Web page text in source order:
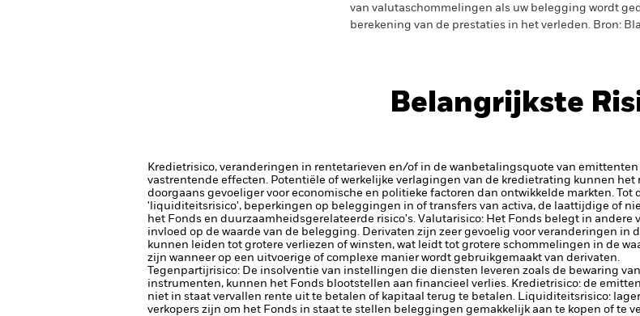
van valutaschommelingen als uw belegging wordt
berekening van de prestaties in het verleden. Bron:
Belangrijkste
Kredietrisico, veranderingen in rentetarieven en/of in de wanbetalingsquote van
vastrentende effecten. Potentiële of werkelijke verlagingen van de kredietrating kunnen het
doorgaans gevoeliger voor economische en politieke factoren dan ontwikkelde markten.
'liquiditeitsrisico', beperkingen op beleggingen in of transfers van activa, de laattijdige of
het Fonds en duurzaamheidsgerelateerde risico's. Valutarisico: Het Fonds belegt in andere
invloed op de waarde van de belegging. Derivaten zijn zeer gevoelig voor veranderingen in
kunnen leiden tot grotere verliezen of winsten, wat leidt tot grotere schommelingen in de
zijn wanneer op een uitvoerige of complexe manier wordt gebruikgemaakt van derivaten.
Tegenpartijrisico: De insolventie van instellingen die diensten leveren zoals de bewaring
instrumenten, kunnen het Fonds blootstellen aan financieel verlies. Kredietrisico: de
niet in staat vervallen rente uit te betalen of kapitaal terug te betalen. Liquiditeitsrisico:
verkopers zijn om het Fonds in staat te stellen beleggingen gemakkelijk aan te kopen of te